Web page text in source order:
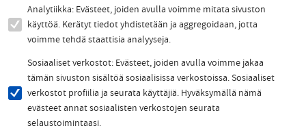
Analytiikka: Evästeet, joiden avulla voimme mitata sivuston
käyttöä. Kerätyt tiedot yhdistetään ja aggregoidaan, jotta
voimme tehdä staattisia analyyseja.
Sosiaaliset verkostot: Evästeet, joiden avulla voimme jakaa
tämän sivuston sisältöä sosiaalisissa verkostoissa. Sosiaaliset
verkostot profiilia ja seurata käyttäjiä. Hyväksymällä nämä
evästeet annat sosiaalisten verkostojen seurata
selaustoimintaasi.